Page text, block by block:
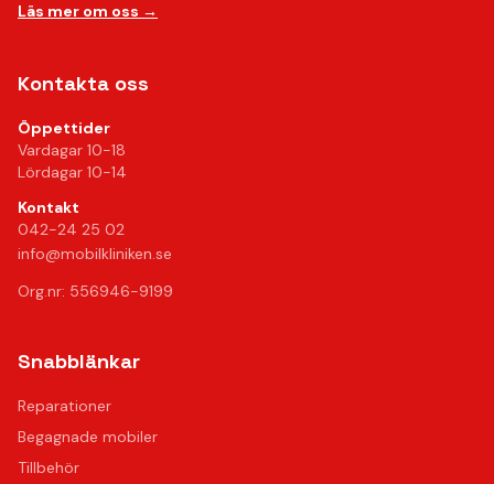
Läs mer om oss →
Kontakta oss
Öppettider
Vardagar 10-18
Lördagar 10-14
Kontakt
042-24 25 02
info@mobilkliniken.se
Org.nr: 556946-9199
Snabblänkar
Reparationer
Begagnade mobiler
Tillbehör